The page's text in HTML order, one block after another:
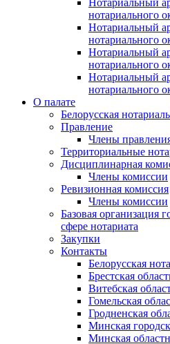
Нотариальный
нотариального
Нотариальный
нотариального
Нотариальный
нотариального
Нотариальный
нотариального
О палате
Белорусская
Правление
Члены
Территориальные
Дисциплинарная
Члены комиссии
Ревизионная комиссия
Члены комиссии
Базовая организация
сфере нотариата
Закупки
Контакты
Белорусская
Брестская
Витебская
Гомельская
Гродненская
Минская
Минская